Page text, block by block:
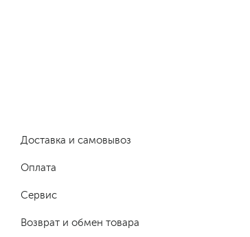
Доставка и самовывоз
Оплата
Сервис
Возврат и обмен товара